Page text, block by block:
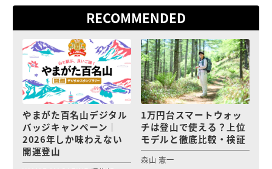
RECOMMENDED
やまがた百名山デジタル
バッジキャンペーン｜
2026年しか味わえない
開運登山
1万円台スマートウォッ
チは登山で使える？上位
モデルと徹底比較・検証
森山 憲一